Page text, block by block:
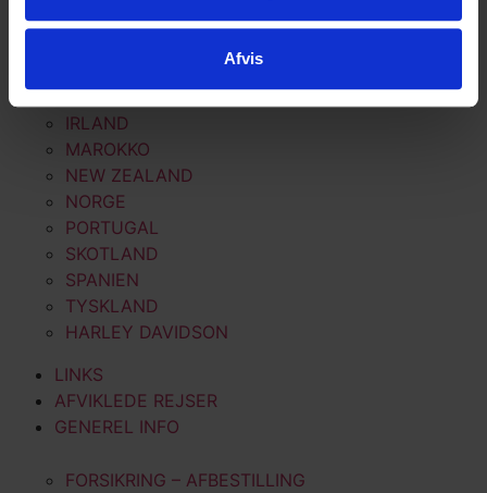
Afvis
GALLERI
DANMARK
IRLAND
MAROKKO
NEW ZEALAND
NORGE
PORTUGAL
SKOTLAND
SPANIEN
TYSKLAND
HARLEY DAVIDSON
LINKS
AFVIKLEDE REJSER
GENEREL INFO
FORSIKRING – AFBESTILLING